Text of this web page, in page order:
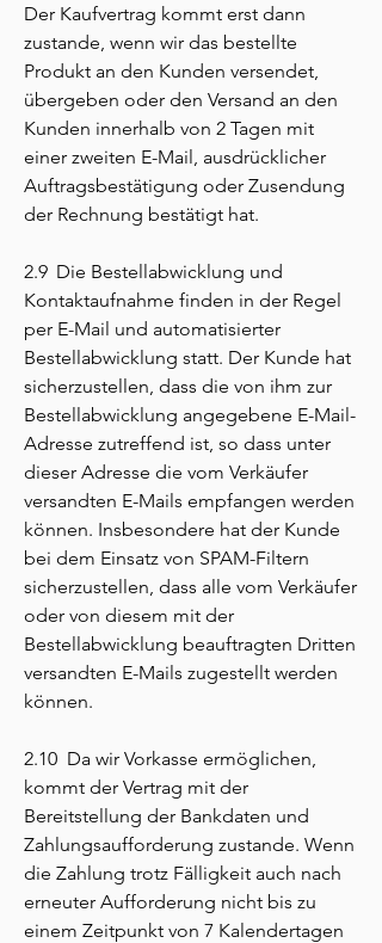
Der Kaufvertrag kommt erst dann
zustande, wenn wir das bestellte
Produkt an den Kunden versendet,
übergeben oder den Versand an den
Kunden innerhalb von 2 Tagen mit
einer zweiten E-Mail, ausdrücklicher
Auftragsbestätigung oder Zusendung
der Rechnung bestätigt hat.
2.9 Die Bestellabwicklung und
Kontaktaufnahme finden in der Regel
per E-Mail und automatisierter
Bestellabwicklung statt. Der Kunde hat
sicherzustellen, dass die von ihm zur
Bestellabwicklung angegebene E-Mail-
Adresse zutreffend ist, so dass unter
dieser Adresse die vom Verkäufer
versandten E-Mails empfangen werden
können. Insbesondere hat der Kunde
bei dem Einsatz von SPAM-Filtern
sicherzustellen, dass alle vom Verkäufer
oder von diesem mit der
Bestellabwicklung beauftragten Dritten
versandten E-Mails zugestellt werden
können.
2.10 Da wir Vorkasse ermöglichen,
kommt der Vertrag mit der
Bereitstellung der Bankdaten und
Zahlungsaufforderung zustande. Wenn
die Zahlung trotz Fälligkeit auch nach
erneuter Aufforderung nicht bis zu
einem Zeitpunkt von 7 Kalendertagen